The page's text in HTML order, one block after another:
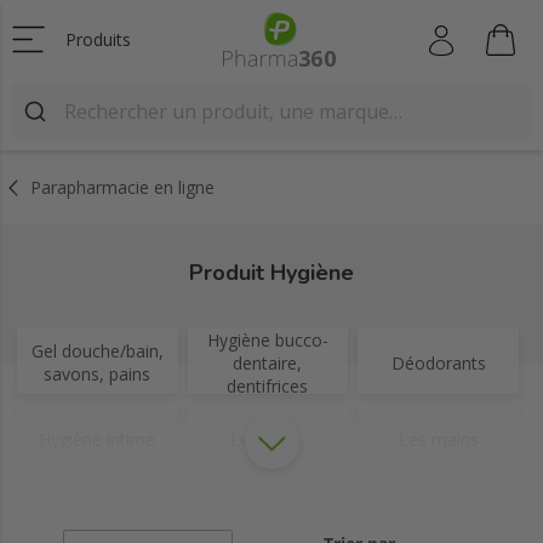
Produits
Parapharmacie en ligne
Produit Hygiène
Gel douche/bain,
savons, pains
Hygiène bucco-
dentaire,
dentifrices
Déodorants
Les pieds